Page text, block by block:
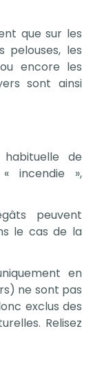
que sur les
pelouses, les
encore les
sont ainsi
habituelle de
incendie »,
peuvent
le cas de la
en
ne sont pas
exclus des
Relisez